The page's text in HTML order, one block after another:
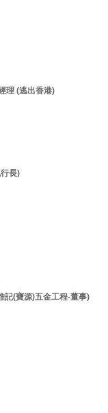
理 (逃出香港)
長)
記(寶源)五金工程-董事)